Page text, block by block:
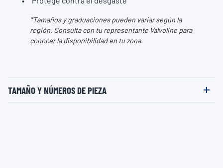
*Tamaños y graduaciones pueden variar según la
región. Consulta con tu representante Valvoline para
conocer la disponibilidad en tu zona.
TAMAÑO Y NÚMEROS DE PIEZA